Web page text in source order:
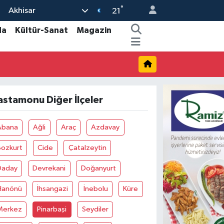
Akhisar 21 °
Kültür-Sanat
Magazin
Diğer İlçeler
Ağli Araç Azdavay
Cide Çatalzeytin
Devrekani Doğanyurt
İhsangazi İnebolu Küre
Pinarbaşi Seydiler